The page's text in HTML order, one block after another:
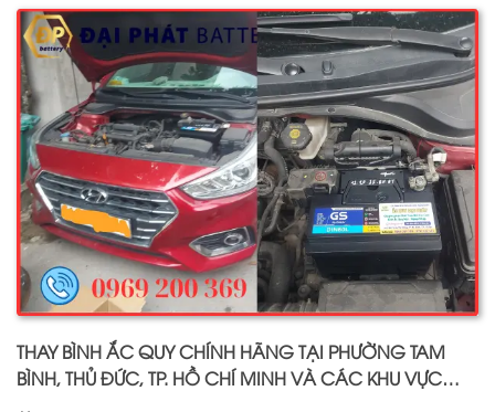
dân dụng từ các thương hiệu như: GS, ĐỒNG NAI, VARTA,
DELKOR, SOLITE, ENIMAC, BOSCH, ROCKET. Tell: 0969 200 369
THAY BÌNH ẮC QUY CHÍNH HÃNG TẠI PHƯỜNG TAM
BÌNH, THỦ ĐỨC, TP. HỒ CHÍ MINH VÀ CÁC KHU VỰC